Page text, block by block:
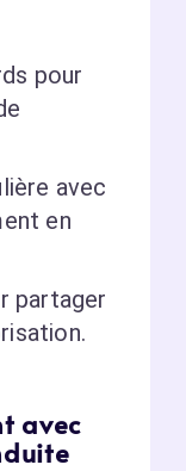
pour
avec
en
partager
avec